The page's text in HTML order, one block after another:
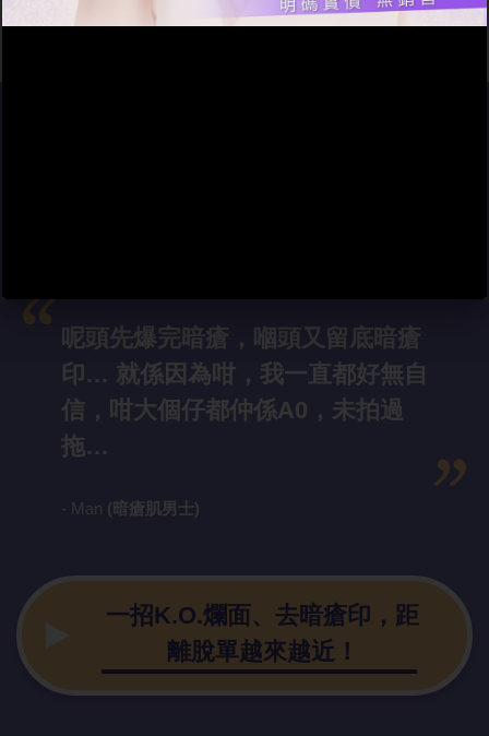
呢頭先爆完暗瘡，嗰頭又留底暗瘡
印… 就係因為咁，我一直都好無自
信，咁大個仔都仲係A0，未拍過
拖…
- Man (暗瘡肌男士)
一招K.O.爛面、去暗瘡印，距
離脫單越來越近！